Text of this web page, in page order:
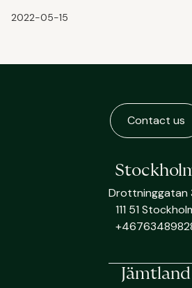
2022-05-15
Contact us
Drottninggatan
111 51
Jämtland